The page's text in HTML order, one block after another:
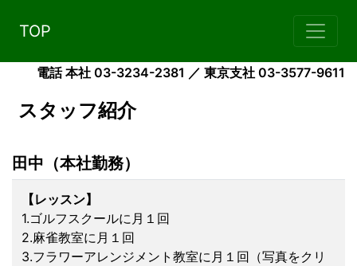
TOP
電話 本社 03-3234-2381 ／ 東京支社 03-3577-9611
スタッフ紹介
田中（本社勤務）
【レッスン】
1.ゴルフスクールに月１回
2.麻雀教室に月１回
3.フラワーアレンジメント教室に月１回（写真をクリ